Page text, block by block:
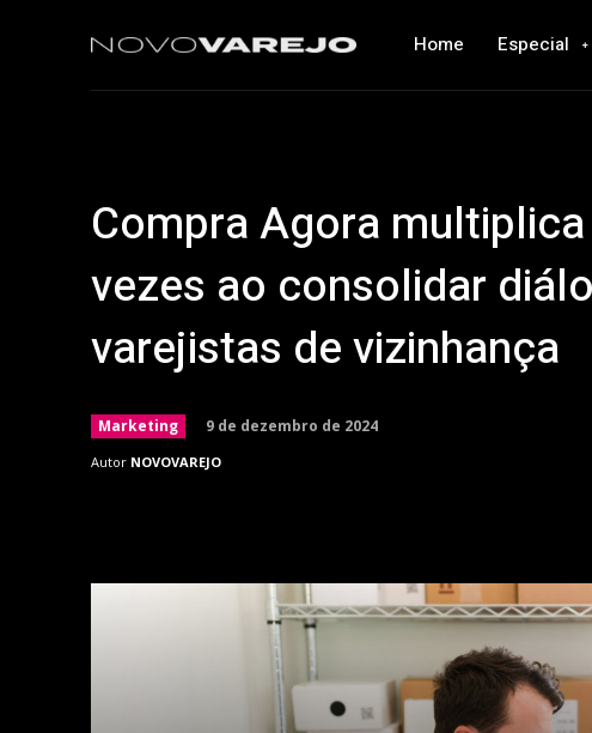
Home Especial
Compra Agora
vezes ao consolidar
varejistas de vizinhança
Marketing 9 de dezembro de 2024
Autor NOVOVAREJO